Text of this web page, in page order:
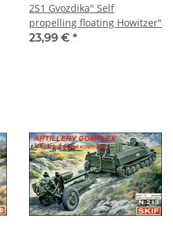
2S1 Gvozdika" Self
propelling floating Howitzer"
23,99 € *